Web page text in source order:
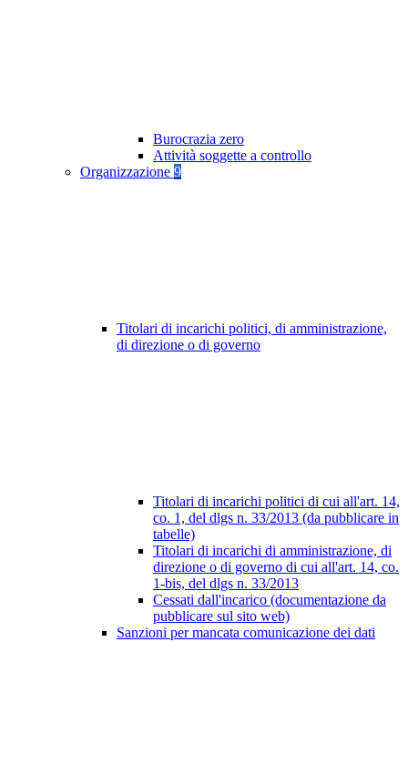
Burocrazia zero
Attività soggette a controllo
Organizzazione 9
Titolari di incarichi politici, di amministrazione,
di direzione o di governo
Titolari di incarichi politici di cui all'art. 14,
co. 1, del dlgs n. 33/2013 (da pubblicare in
tabelle)
Titolari di incarichi di amministrazione, di
direzione o di governo di cui all'art. 14, co.
1-bis, del dlgs n. 33/2013
Cessati dall'incarico (documentazione da
pubblicare sul sito web)
Sanzioni per mancata comunicazione dei dati